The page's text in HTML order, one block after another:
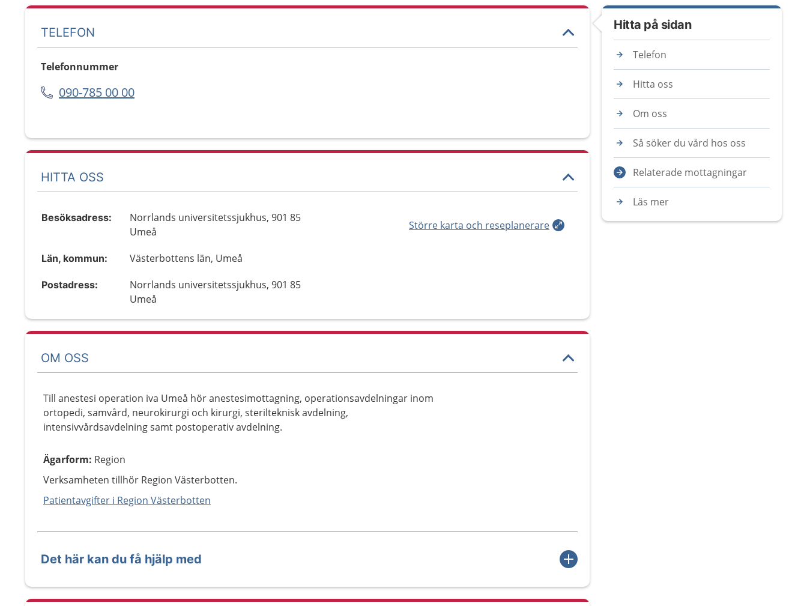
TELEFON
Telefonnummer
090-785 00 00
HITTA OSS
Större karta och reseplanerare
Besöksadress:
Norrlands universitetssjukhus, 901 85
Umeå
Län, kommun: Västerbottens län, Umeå
Postadress:
Norrlands universitetssjukhus, 901 85
Umeå
OM OSS
Till anestesi operation iva Umeå hör anestesimottagning, operationsavdelningar inom
ortopedi, samvård, neurokirurgi och kirurgi, sterilteknisk avdelning,
intensivvårdsavdelning samt postoperativ avdelning.
Ägarform: Region
Verksamheten tillhör Region Västerbotten.
Patientavgifter i Region Västerbotten
Det här kan du få hjälp med
Hitta på sidan
Telefon
Hitta oss
Om oss
Så söker du vård hos oss
Relaterade mottagningar
Läs mer